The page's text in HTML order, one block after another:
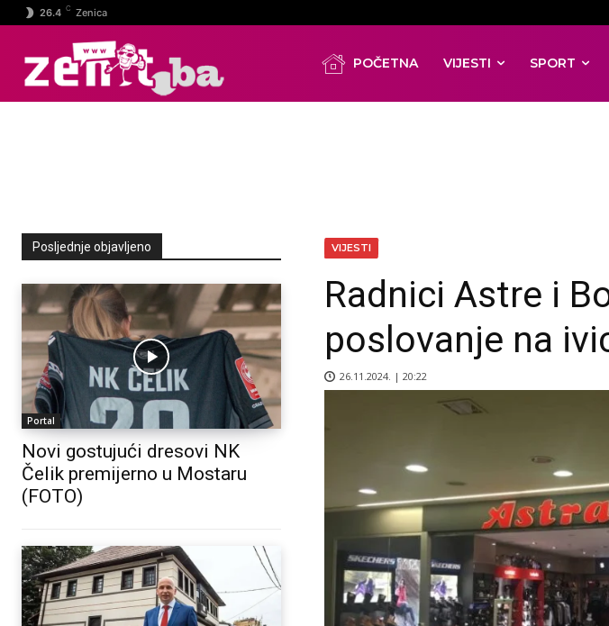
26.4 C Zenica
POČETNA VIJESTI SPORT
Posljednje objavljeno
Portal
Novi gostujući dresovi NK
Čelik premijerno u Mostaru
(FOTO)
VIJESTI
Radnici Astre i
poslovanje na
26.11.2024. | 20:22